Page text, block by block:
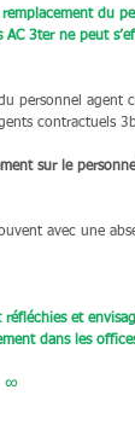
du
3ter ne peut
personnel
contractuels
sur le
avec une
et
dans les
∞